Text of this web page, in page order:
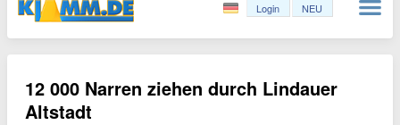
Login NEU
12 000 Narren ziehen durch Lindauer
Altstadt